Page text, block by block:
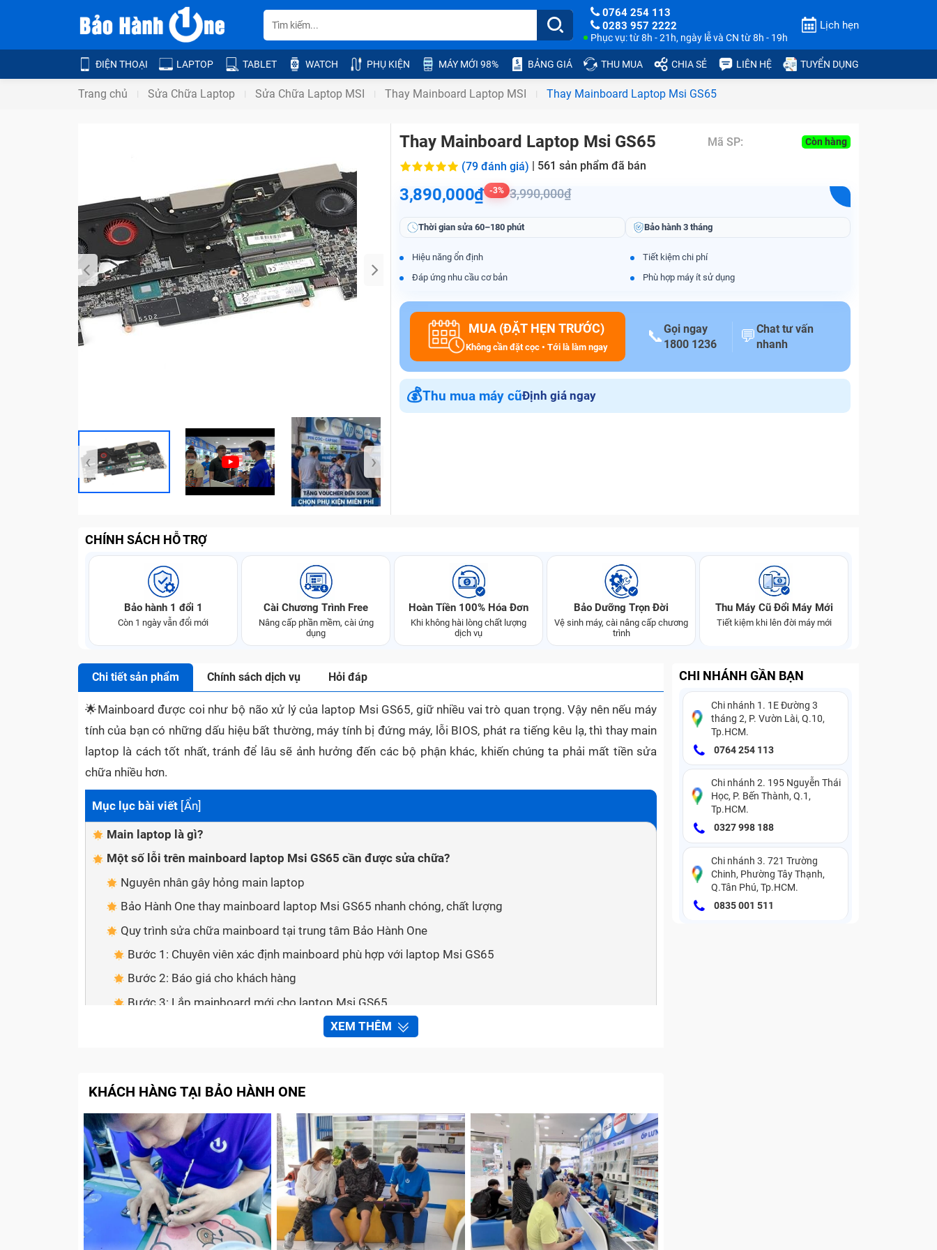
0764 254 113
0283 957 2222
Phục vụ: từ 8h - 21h, ngày lễ và CN từ 8h - 19h
Lịch hẹn
ĐIỆN THOẠI LAPTOP TABLET WATCH PHỤ KIỆN MÁY MỚI 98% BẢNG GIÁ THU MUA CHIA SẺ LIÊN HỆ TUYỂN DỤNG
Trang chủ Sửa Chữa Laptop Sửa Chữa Laptop MSI Thay Mainboard Laptop MSI Thay Mainboard Laptop Msi GS65
Bảo Hành One
‹ ›
Thay Mainboard Laptop Msi GS65 Mã SP: Còn hàng
(79 đánh giá) | 561 sản phẩm đã bán
3,890,000₫ -3% 3,990,000₫
Thời gian sửa 60–180 phút Bảo hành 3 tháng
Hiệu năng ổn định
Đáp ứng nhu cầu cơ bản
Tiết kiệm chi phí
Phù hợp máy ít sử dụng
MUA (ĐẶT HẸN TRƯỚC)
Không cần đặt cọc • Tới là làm ngay
📞Gọi ngay
1800 1236
💬Chat tư vấn
nhanh
💰Thu mua máy cũĐịnh giá ngay
CHÍNH SÁCH HỖ TRỢ
Bảo hành 1 đổi 1
Còn 1 ngày vẫn đổi mới
Cài Chương Trình Free
Nâng cấp phần mềm, cài ứng
dụng
Hoàn Tiền 100% Hóa Đơn
Khi không hài lòng chất lượng
dịch vụ
Bảo Dưỡng Trọn Đời
Vệ sinh máy, cài nâng cấp chương
trình
Thu Máy Cũ Đổi Máy Mới
Tiết kiệm khi lên đời máy mới
Chi tiết sản phẩm Chính sách dịch vụ Hỏi đáp
🌟Mainboard được coi như bộ não xử lý của laptop Msi GS65, giữ nhiều vai trò quan trọng. Vậy nên nếu máy
tính của bạn có những dấu hiệu bất thường, máy tính bị đứng máy, lỗi BIOS, phát ra tiếng kêu lạ, thì thay main
laptop là cách tốt nhất, tránh để lâu sẽ ảnh hưởng đến các bộ phận khác, khiến chúng ta phải mất tiền sửa
chữa nhiều hơn.
Mục lục bài viết [Ẩn]
Main laptop là gì?
Một số lỗi trên mainboard laptop Msi GS65 cần được sửa chữa?
Nguyên nhân gây hỏng main laptop
Bảo Hành One thay mainboard laptop Msi GS65 nhanh chóng, chất lượng
Quy trình sửa chữa mainboard tại trung tâm Bảo Hành One
Bước 1: Chuyên viên xác định mainboard phù hợp với laptop Msi GS65
Bước 2: Báo giá cho khách hàng
Bước 3: Lắp mainboard mới cho laptop Msi GS65
Bước 4: Dán Tem bảo hành và thanh toán
Main laptop là gì?
Main laptop(hay còn gọi là mainboardhoặcbo mạch chủ) là một bảng mạch điện tử lớn, đóng vai trò trung
tâm kết nối và điều phối hoạt động của tất cả các linh kiện bên trong laptop. Mainboard laptop là thành phần
quan trọng nhất, quyết định hiệu suất và khả năng hoạt động của máy tính.
XEM THÊM
KHÁCH HÀNG TẠI BẢO HÀNH ONE
CHI NHÁNH GẦN BẠN
Chi nhánh 1. 1E Đường 3
tháng 2, P. Vườn Lài, Q.10,
Tp.HCM.
0764 254 113
Chi nhánh 2. 195 Nguyễn Thái
Học, P. Bến Thành, Q.1,
Tp.HCM.
0327 998 188
Chi nhánh 3. 721 Trường
Chinh, Phường Tây Thạnh,
Q.Tân Phú, Tp.HCM.
0835 001 511